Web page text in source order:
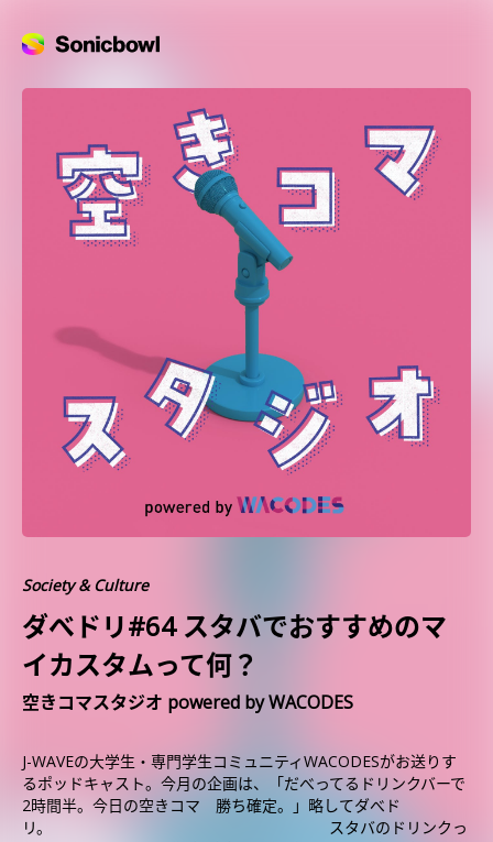
Society & Culture
ダべドリ#64 スタバでおすすめのマ
イカスタムって何？
空きコマスタジオ powered by WACODES
J-WAVEの大学生・専門学生コミュニティWACODESがお送りす
るポッドキャスト。今月の企画は、「だべってるドリンクバーで
2時間半。今日の空きコマ 勝ち確定。」略してダべド
リ。 スタバのドリンクっ